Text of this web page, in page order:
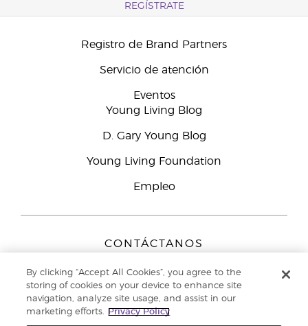
REGÍSTRATE
Registro de Brand Partners
Servicio de atención
Eventos
Young Living Blog
D. Gary Young Blog
Young Living Foundation
Empleo
CONTÁCTANOS
Peizerweg 97
9727 AJ Groningen
Netherlands
By clicking “Accept All Cookies”, you agree to the
storing of cookies on your device to enhance site
navigation, analyze site usage, and assist in our
marketing efforts.
Privacy Policy